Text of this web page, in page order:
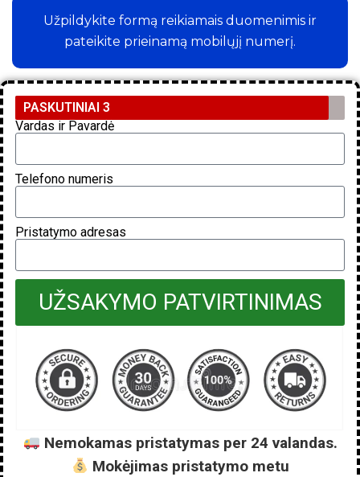
Užpildykite formą reikiamais duomenimis ir
pateikite prieinamą mobilųjį numerį.
PASKUTINIAI 3
Vardas ir Pavardė
Telefono numeris
Pristatymo adresas
UŽSAKYMO PATVIRTINIMAS
Nemokamas pristatymas per 24 valandas.
Mokėjimas pristatymo metu